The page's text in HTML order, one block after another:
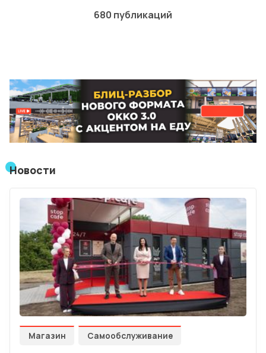
Лучшие АЗС мира
Подписка
Условия использования материалов
680 публикаций
Новости
Магазин Самообслуживание